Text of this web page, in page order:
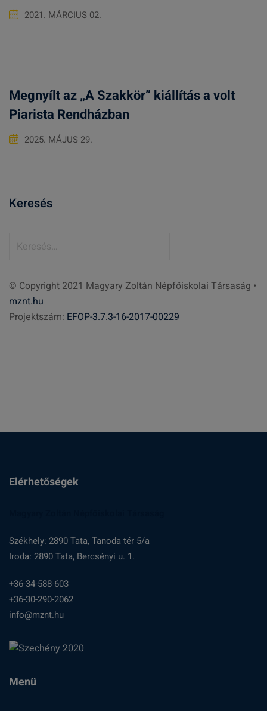
2021. MÁRCIUS 02.
Megnyílt az „A Szakkör” kiállítás a volt
Piarista Rendházban
2025. MÁJUS 29.
Keresés
e
s
é
© Copyright 2021 Magyary Zoltán Népfőiskolai Társaság •
mznt.hu
Projektszám: EFOP-3.7.3-16-2017-00229
Elérhetőségek
Székhely: 2890 Tata, Tanoda tér 5/a
Iroda: 2890 Tata, Bercsényi u. 1.
+36-34-588-603
+36-30-290-2062
info@mznt.hu
Menü